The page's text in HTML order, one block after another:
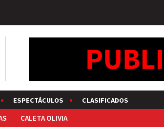
ESPECTÁCULOS CLASIFICADOS
CALETA OLIVIA